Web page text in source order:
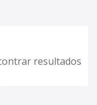
resultados